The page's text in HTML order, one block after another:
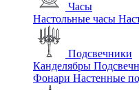
Часы
Настольные часы
Подсвечники
Канделябры
Фонари Настенные